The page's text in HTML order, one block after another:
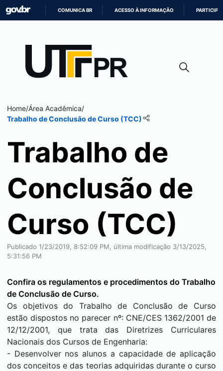
CONTEÚDO
COMUNICA BR ACESSO À INFORMAÇÃO PARTICIPE
Home/Área Acadêmica/
Trabalho de Conclusão de Curso (TCC)
Trabalho de
Conclusão de
Curso (TCC)
Publicado 1/23/2019, 8:52:09 PM, última modificação 3/13/2025,
5:31:56 PM
Confira os regulamentos e procedimentos do Trabalho
de Conclusão de Curso.
Os objetivos do Trabalho de Conclusão de Curso
estão dispostos no parecer nº: CNE/CES 1362/2001 de
12/12/2001, que trata das Diretrizes Curriculares
Nacionais dos Cursos de Engenharia:
- Desenvolver nos alunos a capacidade de aplicação
dos conceitos e das teorias adquiridas durante o curso